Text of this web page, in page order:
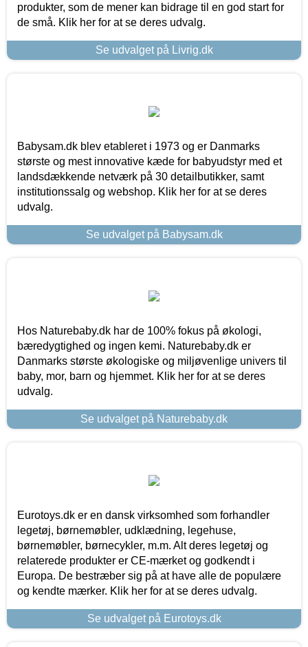
produkter, som de mener kan bidrage til en god start for
de små. Klik her for at se deres udvalg.
Se udvalget på Livrig.dk
Babysam.dk blev etableret i 1973 og er Danmarks
største og mest innovative kæde for babyudstyr med et
landsdækkende netværk på 30 detailbutikker, samt
institutionssalg og webshop. Klik her for at se deres
udvalg.
Se udvalget på Babysam.dk
Hos Naturebaby.dk har de 100% fokus på økologi,
bæredygtighed og ingen kemi. Naturebaby.dk er
Danmarks største økologiske og miljøvenlige univers til
baby, mor, barn og hjemmet. Klik her for at se deres
udvalg.
Se udvalget på Naturebaby.dk
Eurotoys.dk er en dansk virksomhed som forhandler
legetøj, børnemøbler, udklædning, legehuse,
børnemøbler, børnecykler, m.m. Alt deres legetøj og
relaterede produkter er CE-mærket og godkendt i
Europa. De bestræber sig på at have alle de populære
og kendte mærker. Klik her for at se deres udvalg.
Se udvalget på Eurotoys.dk